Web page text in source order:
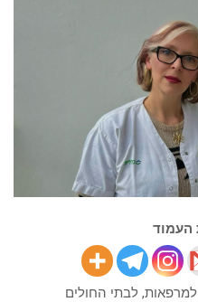
העמוד
למרפאות, לבתי החולים